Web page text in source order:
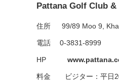
Pattana Golf Club &
住所 99/89 Moo 9,
電話 0-3831-8999
HP
料金 ビジター：平日